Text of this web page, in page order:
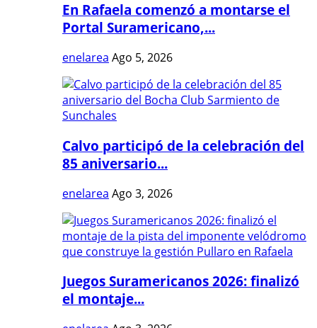
En Rafaela comenzó a montarse el
Portal Suramericano,...
enelarea Ago 5, 2026
Calvo participó de la celebración del
85 aniversario...
enelarea Ago 3, 2026
Juegos Suramericanos 2026: finalizó
el montaje...